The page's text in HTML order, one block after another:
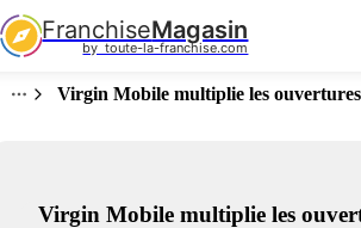
FranchiseMagasin
by  toute-la-franchise.com
Virgin Mobile multiplie les ouvertures
Virgin Mobile multiplie les